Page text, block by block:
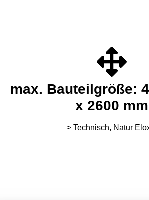
max. Bauteilgröße:
x 2600 mm
> Technisch, Natur